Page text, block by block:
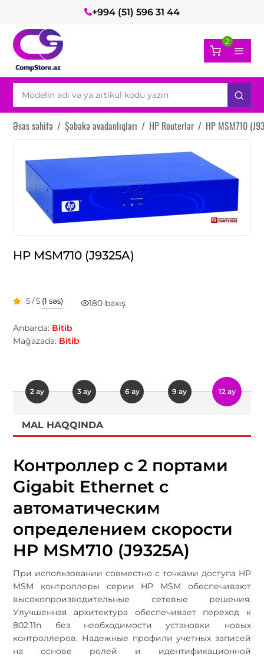
+994 (51) 596 31 44
2
Əsas səhifə / Şəbəkə avadanlıqları / HP Routerlər / HP MSM710
HP MSM710 (J9325A)
5 / 5 (1 səs) 180 baxış
Anbarda: Bitib
Mağazada: Bitib
2 ay 3 ay 6 ay 9 ay 12 ay
MAL HAQQINDA
Контроллер с 2 портами
Gigabit Ethernet с
автоматическим
определением скорости
HP MSM710 (J9325A)
При использовании совместно с точками доступа HP
MSM контроллеры серии HP MSM обеспечивают
высокопроизводительные сетевые решения.
Улучшенная архитектура обеспечивает переход к
802.11n без необходимости установки новых
контроллеров. Надежные профили учетных записей
на основе ролей и идентификационной